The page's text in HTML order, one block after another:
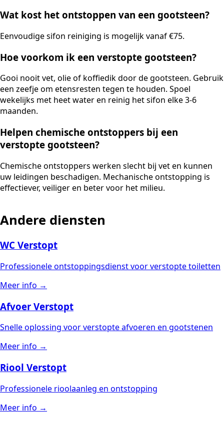
Wat kost het ontstoppen van een gootsteen?
Eenvoudige sifon reiniging is mogelijk vanaf €75.
Hoe voorkom ik een verstopte gootsteen?
Gooi nooit vet, olie of koffiedik door de gootsteen. Gebruik
een zeefje om etensresten tegen te houden. Spoel
wekelijks met heet water en reinig het sifon elke 3-6
maanden.
Helpen chemische ontstoppers bij een
verstopte gootsteen?
Chemische ontstoppers werken slecht bij vet en kunnen
uw leidingen beschadigen. Mechanische ontstopping is
effectiever, veiliger en beter voor het milieu.
Andere diensten
WC Verstopt
Professionele ontstoppingsdienst voor verstopte toiletten
Meer info →
Afvoer Verstopt
Snelle oplossing voor verstopte afvoeren en gootstenen
Meer info →
Riool Verstopt
Professionele rioolaanleg en ontstopping
Meer info →